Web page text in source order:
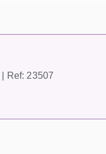
Ref: 23507